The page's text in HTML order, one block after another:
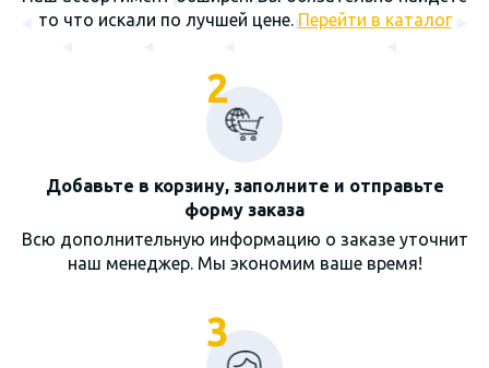
то что искали по лучшей цене. Перейти в каталог
2
Добавьте в корзину, заполните и отправьте
форму заказа
Всю дополнительную информацию о заказе уточнит
наш менеджер. Мы экономим ваше время!
3